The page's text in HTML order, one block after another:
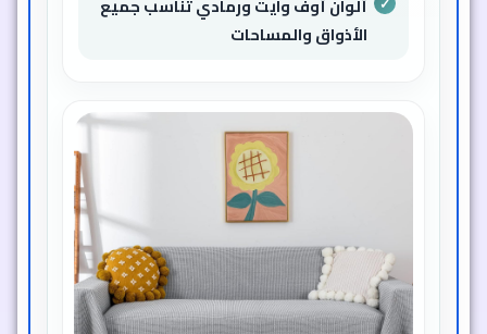
ألوان أوف وايت ورمادي تناسب جميع
الأذواق والمساحات